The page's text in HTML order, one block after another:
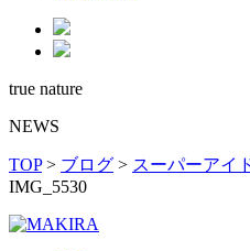
true nature
NEWS
TOP> ブログ > スーパーアイ
IMG_5530